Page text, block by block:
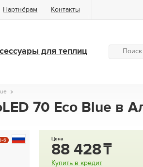
Партнёрам Контакты
для теплиц
70 Eco Blue в
6 Цена
88 428
Купить в кредит